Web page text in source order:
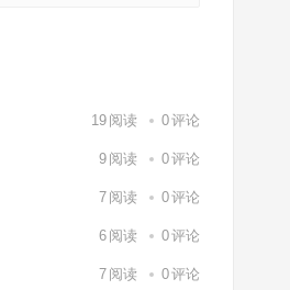
19 阅读 0评论
9 阅读 0评论
7 阅读 0评论
6 阅读 0评论
7 阅读 0评论